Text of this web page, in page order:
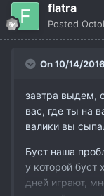
flatra
Posted
On 10/14/
завтра выдем,
вас, где ты на
валики вы
Буст наша
у которой буст
дней играют,